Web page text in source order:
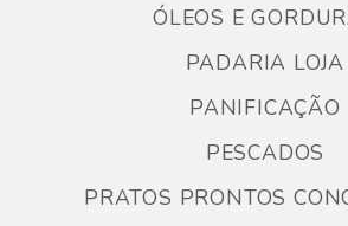
ÓLEOS E
PADARIA LOJA
PANIFICAÇÃO
PESCADOS
PRATOS PRONTOS